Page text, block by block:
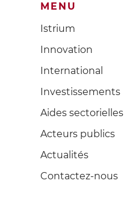
MENU
Istrium
Innovation
International
Investissements
Aides sectorielles
Acteurs publics
Actualités
Contactez-nous